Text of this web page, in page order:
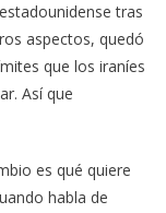
tras
aspectos, quedó
que los iraníes
Así que
es qué quiere
habla de